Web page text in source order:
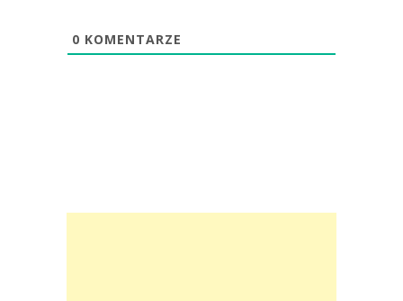
0 KOMENTARZE